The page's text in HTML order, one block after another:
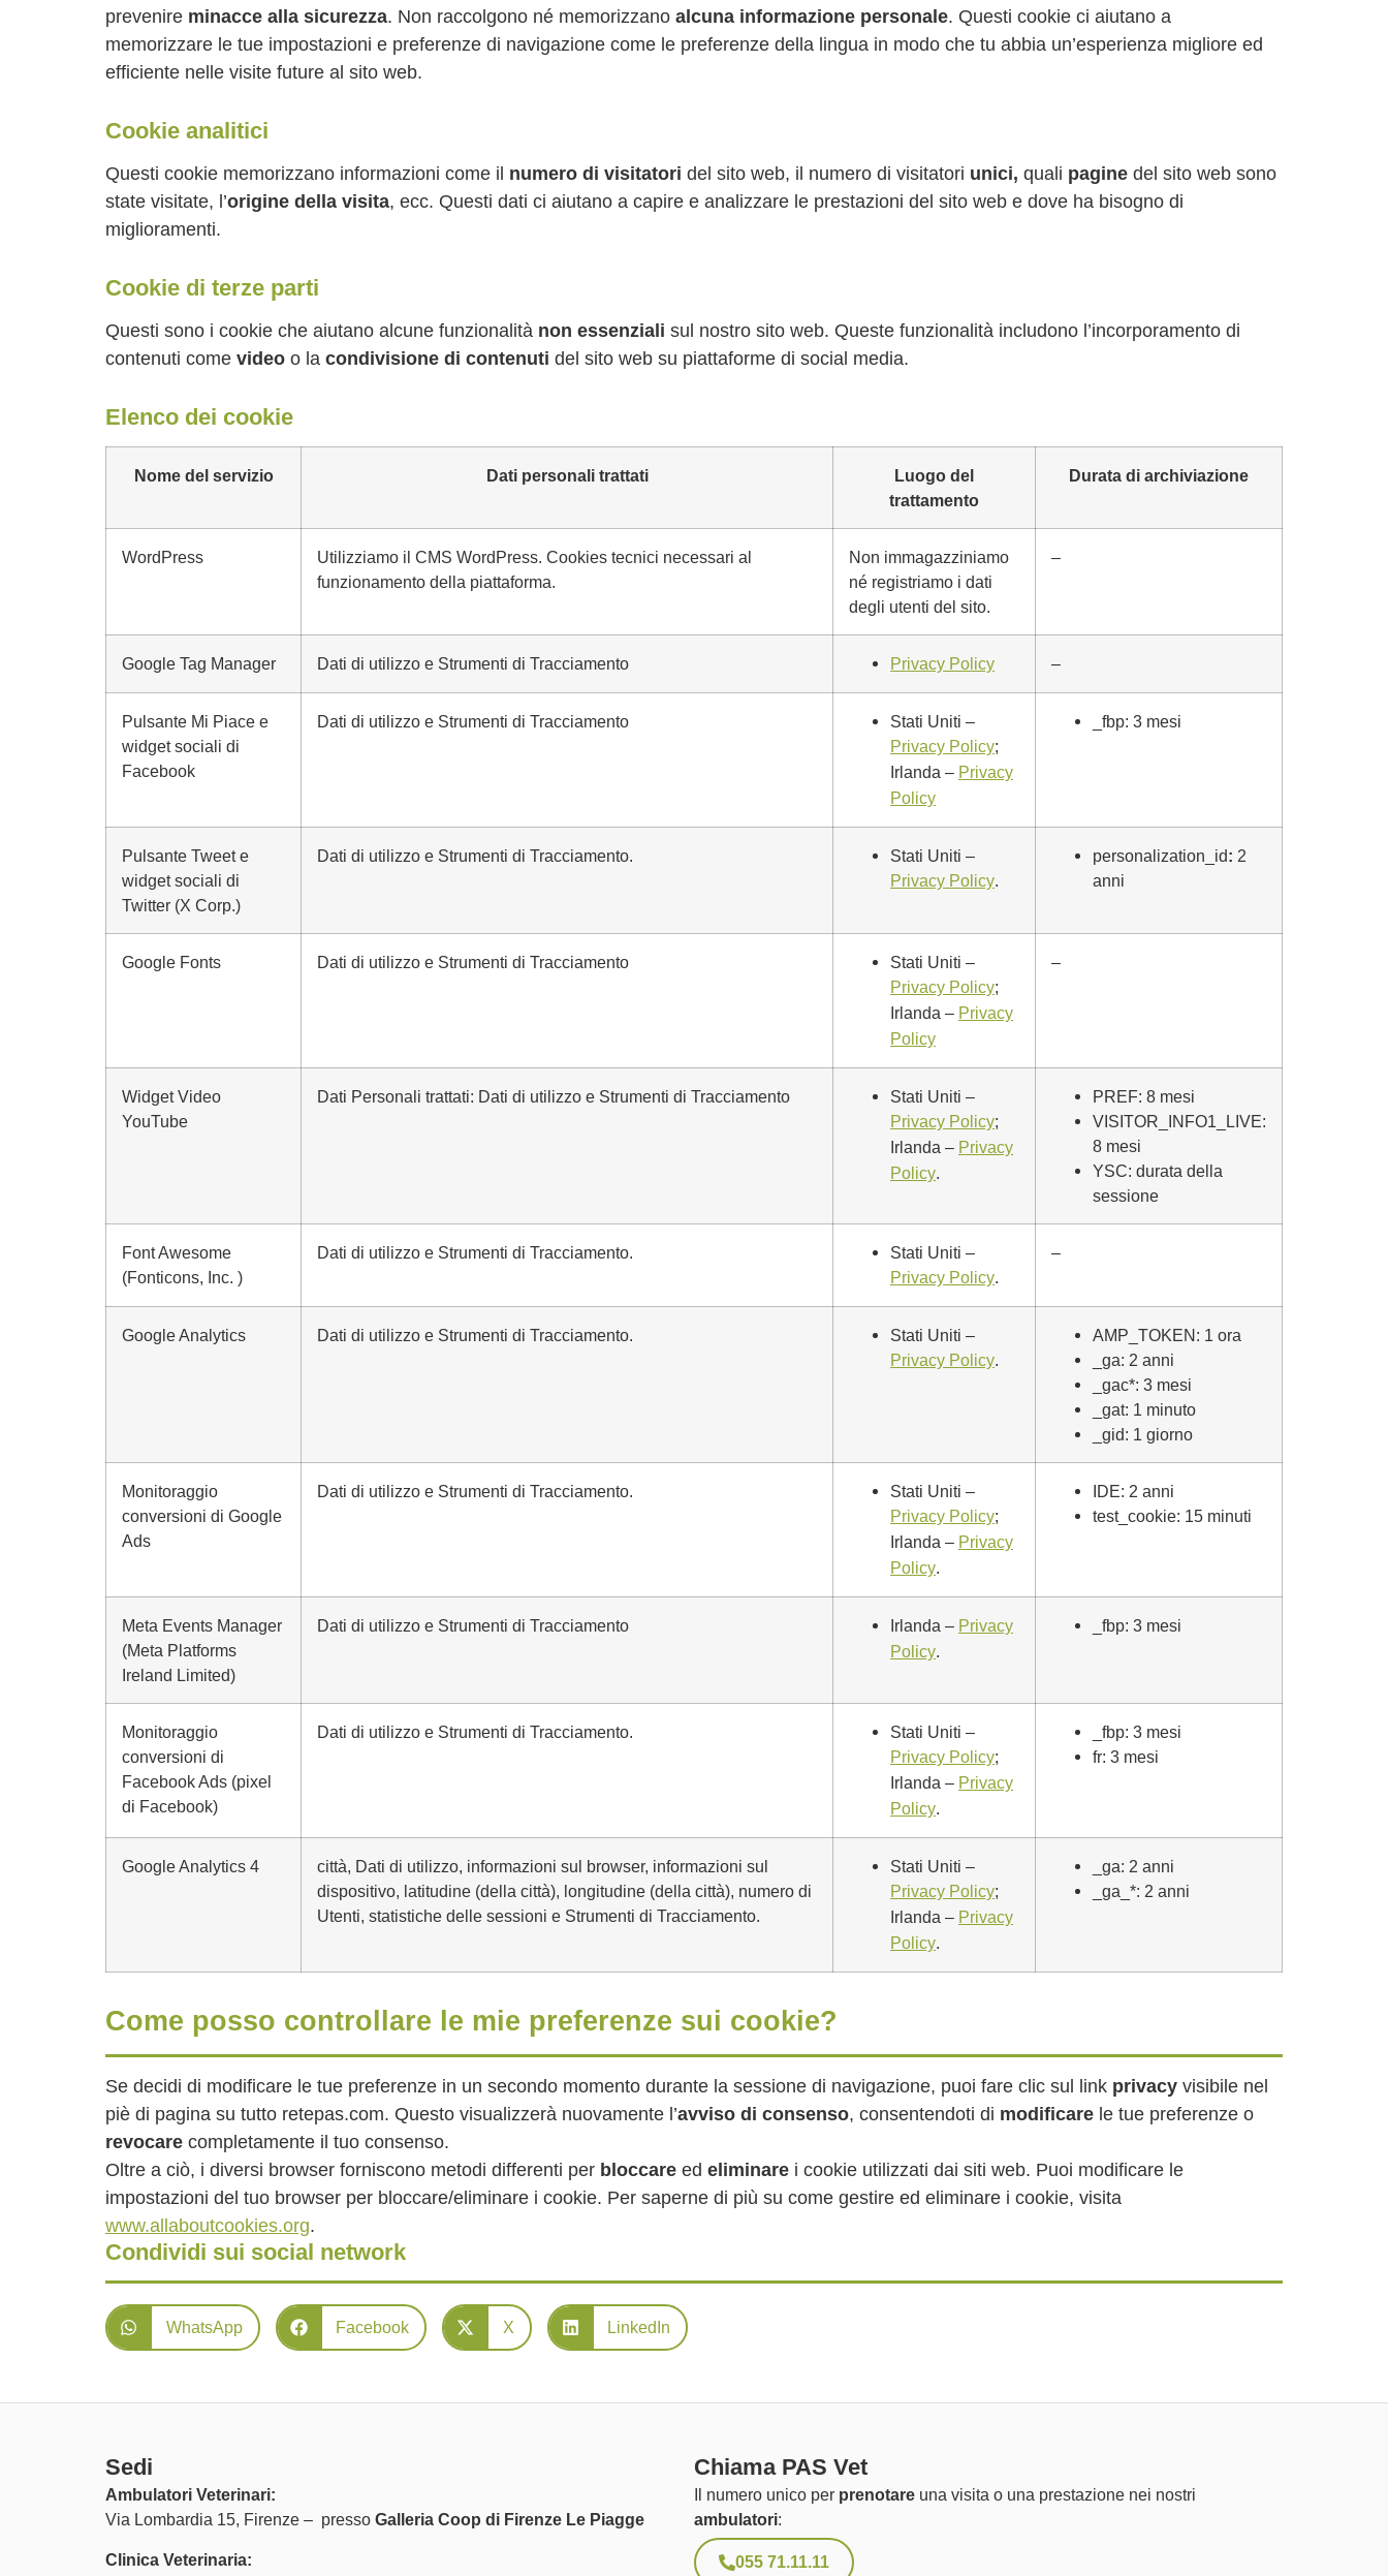
prevenire minacce alla sicurezza. Non raccolgono né memorizzano alcuna informazione personale. Questi cookie ci aiutano a
memorizzare le tue impostazioni e preferenze di navigazione come le preferenze della lingua in modo che tu abbia un’esperienza migliore ed
efficiente nelle visite future al sito web.
Cookie analitici
Questi cookie memorizzano informazioni come il numero di visitatori del sito web, il numero di visitatori unici, quali pagine del sito web sono
state visitate, l’origine della visita, ecc. Questi dati ci aiutano a capire e analizzare le prestazioni del sito web e dove ha bisogno di
miglioramenti.
Cookie di terze parti
Questi sono i cookie che aiutano alcune funzionalità non essenziali sul nostro sito web. Queste funzionalità includono l’incorporamento di
contenuti come video o la condivisione di contenuti del sito web su piattaforme di social media.
Elenco dei cookie
Nome del servizio Dati personali trattati
Luogo del
trattamento
Durata di archiviazione
WordPress
Utilizziamo il CMS WordPress. Cookies tecnici necessari al
funzionamento della piattaforma.
Non immagazziniamo
né registriamo i dati
degli utenti del sito.
–
Google Tag Manager Dati di utilizzo e Strumenti di Tracciamento Privacy Policy –
Pulsante Mi Piace e
widget sociali di
Facebook
Dati di utilizzo e Strumenti di Tracciamento Stati Uniti –
Privacy Policy;
Irlanda – Privacy
Policy
_fbp: 3 mesi
Pulsante Tweet e
widget sociali di
Twitter (X Corp.)
Dati di utilizzo e Strumenti di Tracciamento. Stati Uniti –
Privacy Policy.
personalization_id: 2
anni
Google Fonts Dati di utilizzo e Strumenti di Tracciamento Stati Uniti –
Privacy Policy;
Irlanda – Privacy
Policy
–
Widget Video
YouTube
Dati Personali trattati: Dati di utilizzo e Strumenti di Tracciamento Stati Uniti –
Privacy Policy;
Irlanda – Privacy
Policy.
PREF: 8 mesi
VISITOR_INFO1_LIVE:
8 mesi
YSC: durata della
sessione
Font Awesome
(Fonticons, Inc. )
Dati di utilizzo e Strumenti di Tracciamento. Stati Uniti –
Privacy Policy.
–
Google Analytics Dati di utilizzo e Strumenti di Tracciamento. Stati Uniti –
Privacy Policy.
AMP_TOKEN: 1 ora
_ga: 2 anni
_gac*: 3 mesi
_gat: 1 minuto
_gid: 1 giorno
Monitoraggio
conversioni di Google
Ads
Dati di utilizzo e Strumenti di Tracciamento. Stati Uniti –
Privacy Policy;
Irlanda – Privacy
Policy.
IDE: 2 anni
test_cookie: 15 minuti
Meta Events Manager
(Meta Platforms
Ireland Limited)
Dati di utilizzo e Strumenti di Tracciamento Irlanda – Privacy
Policy.
_fbp: 3 mesi
Monitoraggio
conversioni di
Facebook Ads (pixel
di Facebook)
Dati di utilizzo e Strumenti di Tracciamento. Stati Uniti –
Privacy Policy;
Irlanda – Privacy
Policy.
_fbp: 3 mesi
fr: 3 mesi
Google Analytics 4
città, Dati di utilizzo, informazioni sul browser, informazioni sul
dispositivo, latitudine (della città), longitudine (della città), numero di
Utenti, statistiche delle sessioni e Strumenti di Tracciamento.
Stati Uniti –
Privacy Policy;
Irlanda – Privacy
Policy.
_ga: 2 anni
_ga_*: 2 anni
Come posso controllare le mie preferenze sui cookie?
Se decidi di modificare le tue preferenze in un secondo momento durante la sessione di navigazione, puoi fare clic sul link privacy visibile nel
piè di pagina su tutto retepas.com. Questo visualizzerà nuovamente l’avviso di consenso, consentendoti di modificare le tue preferenze o
revocare completamente il tuo consenso.
Oltre a ciò, i diversi browser forniscono metodi differenti per bloccare ed eliminare i cookie utilizzati dai siti web. Puoi modificare le
impostazioni del tuo browser per bloccare/eliminare i cookie. Per saperne di più su come gestire ed eliminare i cookie, visita
www.allaboutcookies.org.
Condividi sui social network
WhatsApp Facebook X LinkedIn
Sedi
Ambulatori Veterinari:
Via Lombardia 15, Firenze – presso Galleria Coop di Firenze Le Piagge
Clinica Veterinaria:
Chiama PAS Vet
Il numero unico per prenotare una visita o una prestazione nei nostri
ambulatori:
055 71.11.11